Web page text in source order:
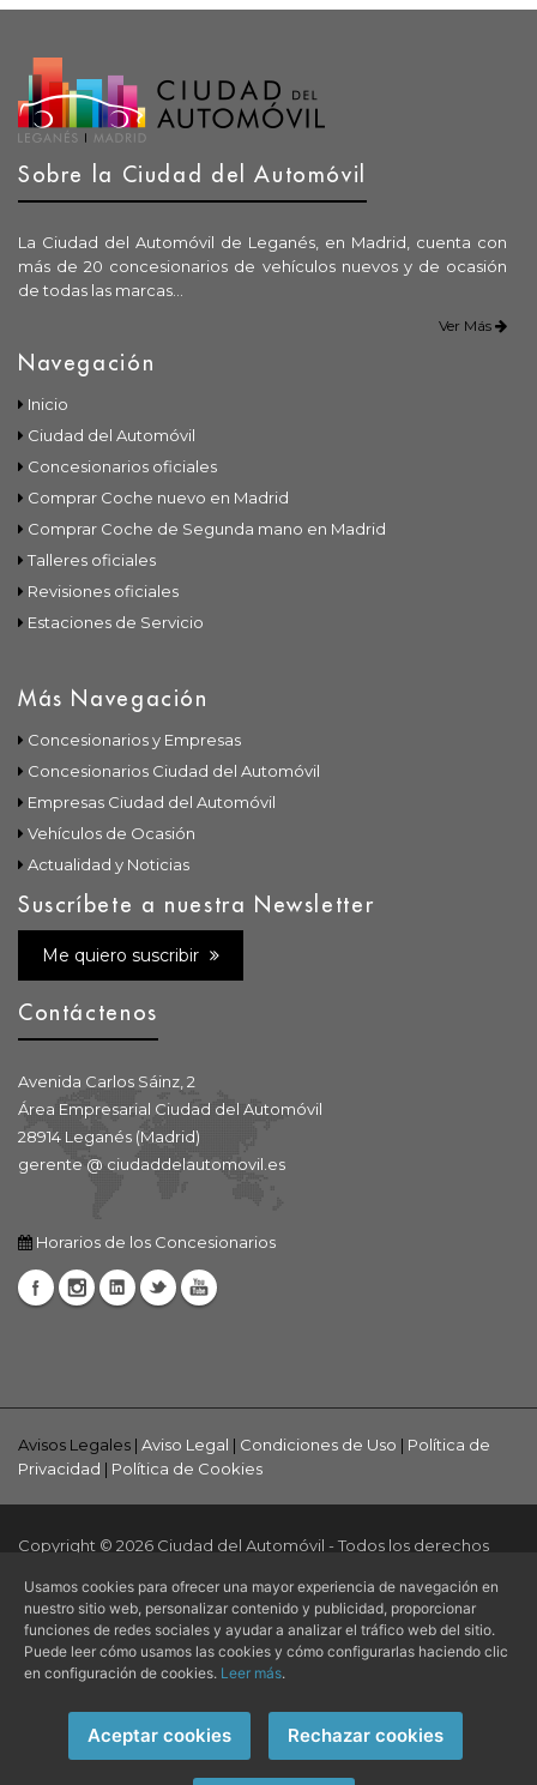
Sobre la Ciudad del Automóvil
La Ciudad del Automóvil de Leganés, en Madrid, cuenta con
más de 20 concesionarios de vehículos nuevos y de ocasión
de todas las marcas...
Ver Más
Navegación
Inicio
Ciudad del Automóvil
Concesionarios oficiales
Comprar Coche nuevo en Madrid
Comprar Coche de Segunda mano en Madrid
Talleres oficiales
Revisiones oficiales
Estaciones de Servicio
Más Navegación
Concesionarios y Empresas
Concesionarios Ciudad del Automóvil
Empresas Ciudad del Automóvil
Vehículos de Ocasión
Actualidad y Noticias
Suscríbete a nuestra Newsletter
Me quiero suscribir
Contáctenos
Avenida Carlos Sáinz, 2
Área Empresarial Ciudad del Automóvil
28914 Leganés (Madrid)
gerente @ ciudaddelautomovil.es
Horarios de los Concesionarios
Avisos Legales | Aviso Legal | Condiciones de Uso | Política de
Privacidad | Política de Cookies
Copyright © 2026 Ciudad del Automóvil - Todos los derechos
Página web creada porAlvasolution, SL
Usamos cookies para ofrecer una mayor experiencia de navegación en
nuestro sitio web, personalizar contenido y publicidad, proporcionar
funciones de redes sociales y ayudar a analizar el tráfico web del sitio.
Puede leer cómo usamos las cookies y cómo configurarlas haciendo clic
en configuración de cookies. Leer más.
Aceptar cookies Rechazar cookies